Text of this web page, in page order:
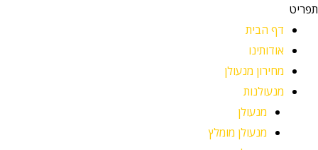
תפריט
דף הבית
אודותינו
מחירון מנעולן
מנעולנות
מנעולן
מנעולן מומלץ